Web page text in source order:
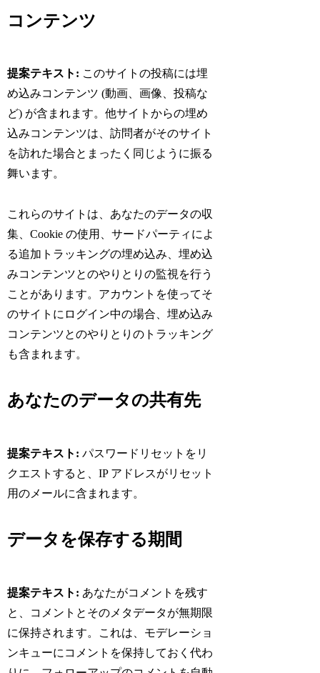
コンテンツ
提案テキスト: このサイトの投稿には埋
め込みコンテンツ (動画、画像、投稿な
ど) が含まれます。他サイトからの埋め
込みコンテンツは、訪問者がそのサイト
を訪れた場合とまったく同じように振る
舞います。
これらのサイトは、あなたのデータの収
集、Cookie の使用、サードパーティによ
る追加トラッキングの埋め込み、埋め込
みコンテンツとのやりとりの監視を行う
ことがあります。アカウントを使ってそ
のサイトにログイン中の場合、埋め込み
コンテンツとのやりとりのトラッキング
も含まれます。
あなたのデータの共有先
提案テキスト:パスワードリセットをリ
クエストすると、IP アドレスがリセット
用のメールに含まれます。
データを保存する期間
提案テキスト: あなたがコメントを残す
と、コメントとそのメタデータが無期限
に保持されます。これは、モデレーショ
ンキューにコメントを保持しておく代わ